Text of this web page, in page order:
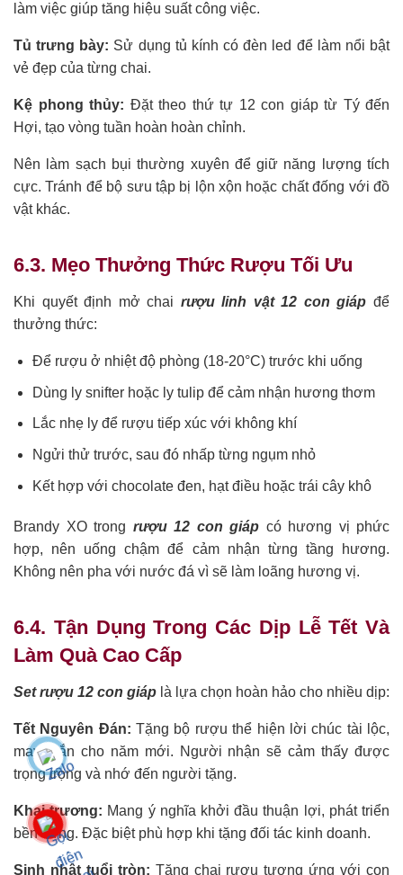
làm việc giúp tăng hiệu suất công việc.
Tủ trưng bày: Sử dụng tủ kính có đèn led để làm nổi bật
vẻ đẹp của từng chai.
Kệ phong thủy: Đặt theo thứ tự 12 con giáp từ Tý đến
Hợi, tạo vòng tuần hoàn hoàn chỉnh.
Nên làm sạch bụi thường xuyên để giữ năng lượng tích
cực. Tránh để bộ sưu tập bị lộn xộn hoặc chất đống với đồ
vật khác.
6.3. Mẹo Thưởng Thức Rượu Tối Ưu
Khi quyết định mở chai rượu linh vật 12 con giáp để
thưởng thức:
Để rượu ở nhiệt độ phòng (18-20°C) trước khi uống
Dùng ly snifter hoặc ly tulip để cảm nhận hương thơm
Lắc nhẹ ly để rượu tiếp xúc với không khí
Ngửi thử trước, sau đó nhấp từng ngụm nhỏ
Kết hợp với chocolate đen, hạt điều hoặc trái cây khô
Brandy XO trong rượu 12 con giáp có hương vị phức
hợp, nên uống chậm để cảm nhận từng tầng hương.
Không nên pha với nước đá vì sẽ làm loãng hương vị.
6.4. Tận Dụng Trong Các Dịp Lễ Tết Và
Làm Quà Cao Cấp
Set rượu 12 con giáp là lựa chọn hoàn hảo cho nhiều dịp:
Tết Nguyên Đán: Tặng bộ rượu thể hiện lời chúc tài lộc,
may mắn cho năm mới. Người nhận sẽ cảm thấy được
trọng trọng và nhớ đến người tặng.
Khai trương: Mang ý nghĩa khởi đầu thuận lợi, phát triển
bền vững. Đặc biệt phù hợp khi tặng đối tác kinh doanh.
Sinh nhật tuổi tròn: Tặng chai rượu tương ứng với con